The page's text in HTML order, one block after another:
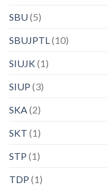
SBU(5)
SBUJPTL(10)
SIUJK(1)
SIUP (3)
SKA(2)
SKT (1)
STP (1)
TDP (1)